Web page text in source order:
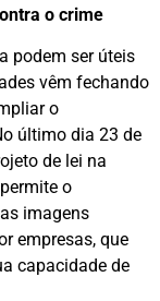
o crime
podem ser úteis
vêm fechando
o
último dia 23 de
de lei na
o
imagens
empresas, que
capacidade de